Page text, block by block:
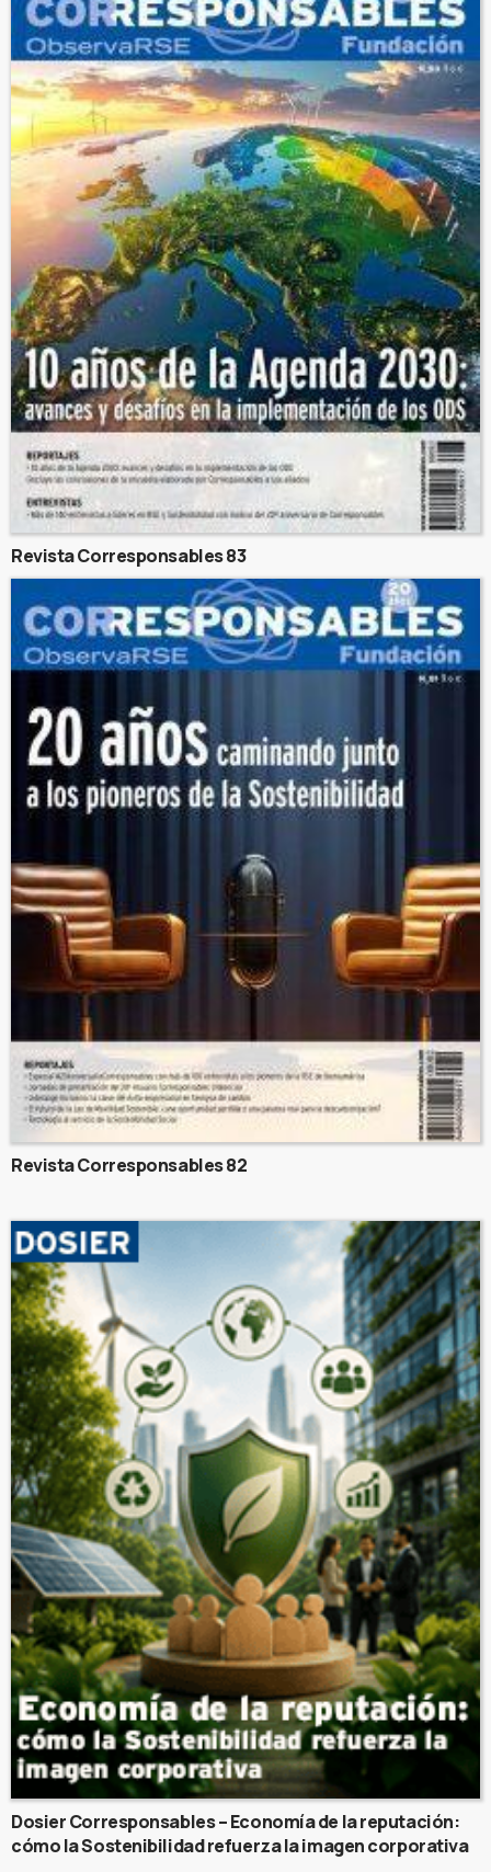
Revista Corresponsables 83
Revista Corresponsables 82
Dosier Corresponsables – Economía de la reputación:
cómo la Sostenibilidad refuerza la imagen corporativa